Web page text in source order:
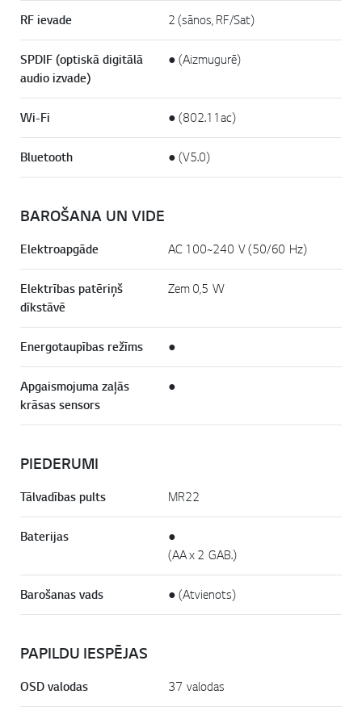
RF ievade 2 (sānos, RF/Sat)
SPDIF (optiskā digitālā
audio izvade)
● (Aizmugurē)
Wi-Fi ● (802.11ac)
Bluetooth ● (V5.0)
BAROŠANA UN VIDE
Elektroapgāde AC 100~240 V (50/60 Hz)
Elektrības patēriņš
dīkstāvē
Zem 0,5 W
Energotaupības režīms ●
Apgaismojuma zaļās
krāsas sensors
●
PIEDERUMI
Tālvadības pults MR22
Baterijas
●
(AA x 2 GAB.)
Barošanas vads ● (Atvienots)
PAPILDU IESPĒJAS
OSD valodas 37 valodas